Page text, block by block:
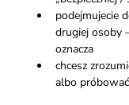
podejmujecie
drugiej osoby
oznacza
chcesz
albo